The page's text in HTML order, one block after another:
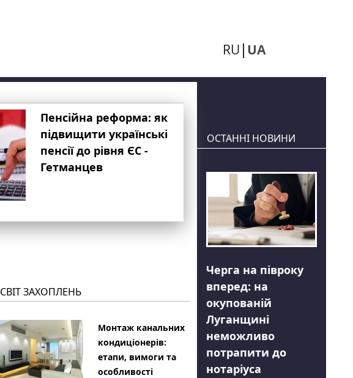
RU UA
Пенсійна реформа: як
підвищити українські
пенсії до рівня ЄС -
Гетманцев
СВІТ ЗАХОПЛЕНЬ
Монтаж канальних
кондиціонерів:
етапи, вимоги та
особливості
ОСТАННІ НОВИНИ
Черга на півроку
вперед: на
окупованій
Луганщині
неможливо
потрапити до
нотаріуса